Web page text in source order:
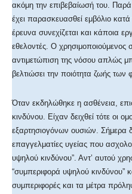
ακόμη την επιβεβαίωσή του. Παρά
έχει παρασκευασθεί εμβόλιο
έρευνα συνεχίζεται και κάποια
εθελοντές. Ο
αντιμετώπιση της νόσου απλώς
βελτιώσει την ποιότητα ζωής
Όταν εκδηλώθηκε η ασθένεια,
κινδύνου. Είχαν δειχθεί τότε οι
εξαρτησιογόνων ουσιών. Σήμερα
επαγγελματίες υγείας που
υψηλού κινδύνου”. Αντ’ αυτού
“συμπεριφορά υψηλού κινδύνου”
συμπεριφορές και τα μέτρα